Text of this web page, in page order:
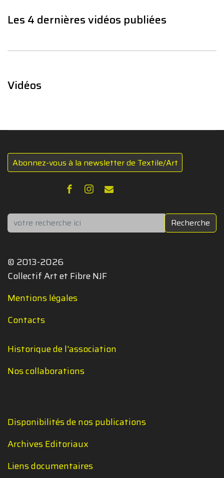
Les 4 dernières vidéos publiées
Vidéos
Abonnez-vous à la newsletter de Textile/Art
Rechercher Recherche
© 2013-2026
Collectif Art et Fibre NJF
Mentions légales
Contacts
Historique de l'association
Nos collaborations
Disponibilités de nos publications
Archives Editoriaux
Liens documentaires